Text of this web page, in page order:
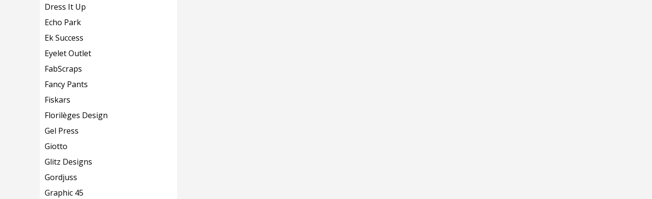
Dress It Up
Echo Park
Ek Success
Eyelet Outlet
FabScraps
Fancy Pants
Fiskars
Florilèges Design
Gel Press
Giotto
Glitz Designs
Gordjuss
Graphic 45